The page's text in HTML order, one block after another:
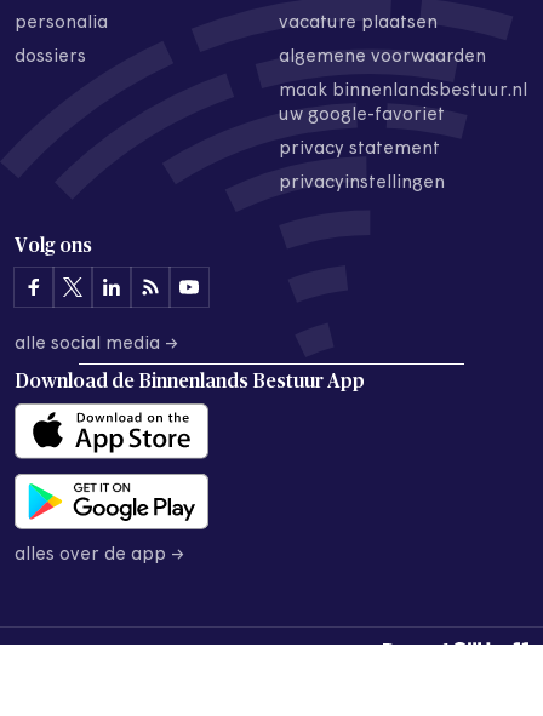
personalia
dossiers
vacature plaatsen
algemene voorwaarden
maak binnenlandsbestuur.nl
uw google-favoriet
privacy statement
privacyinstellingen
Volg ons
alle social media →
Download de Binnenlands Bestuur App
alles over de app →